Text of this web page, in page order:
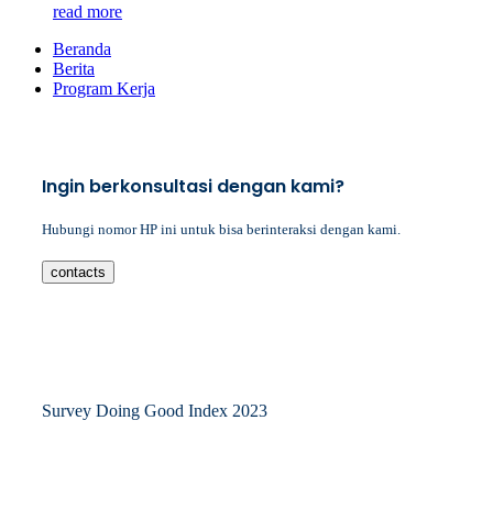
read more
Beranda
Berita
Program Kerja
Ingin berkonsultasi dengan kami?
Hubungi nomor HP ini untuk bisa berinteraksi dengan kami.
contacts
Survey Doing Good Index 2023